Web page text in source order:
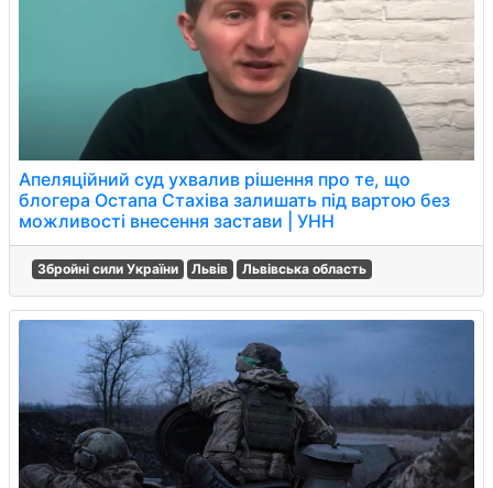
Апеляційний суд ухвалив рішення про те, що
блогера Остапа Стахіва залишать під вартою без
можливості внесення застави | УНН
Збройні сили України Львів Львівська область